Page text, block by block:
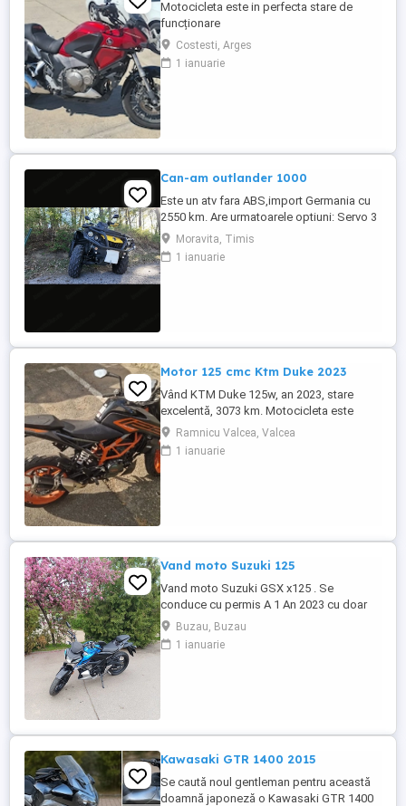
Motocicleta este in perfecta stare de
funcționare
Costesti, Arges
1 ianuarie
Can-am outlander 1000
Este un atv fara ABS,import Germania cu
2550 km. Are urmatoarele optiuni: Servo 3
nivele Suspensie FOX cu rebound Bullbar
fata Bullbar spate Handguardurile Can am
Jante beadlock
Moravita, Timis
1 ianuarie
Motor 125 cmc Ktm Duke 2023
Vând KTM Duke 125w, an 2023, stare
excelentă, 3073 km. Motocicleta este
ideală pentru începători sau pentru oraș.
Fără daune, lovituri!
Ramnicu Valcea, Valcea
1 ianuarie
Vand moto Suzuki 125
Vand moto Suzuki GSX x125 . Se
conduce cu permis A 1 An 2023 cu doar
5000km Stare impecabila , fara cazaturi
ITP valabil pana in noiembrie 2027 Revizii
si schimb de ulei in service autorizat
Buzau, Buzau
1 ianuarie
Kawasaki GTR 1400 2015
Se caută noul gentleman pentru această
doamnă japoneză o Kawasaki GTR 1400